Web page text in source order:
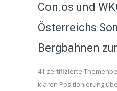
Con.os und
Österreichs
Bergbahnen
41 zertifizierte
klaren Positionierung